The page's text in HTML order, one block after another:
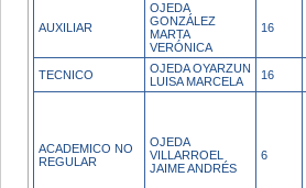
AUXILIAR
OJEDA
GONZÁLEZ
MARTA
VERÓNICA
16
TECNICO
OJEDA OYARZUN
LUISA MARCELA
16
ACADEMICO NO
REGULAR
OJEDA
VILLARROEL
JAIME ANDRÉS
6